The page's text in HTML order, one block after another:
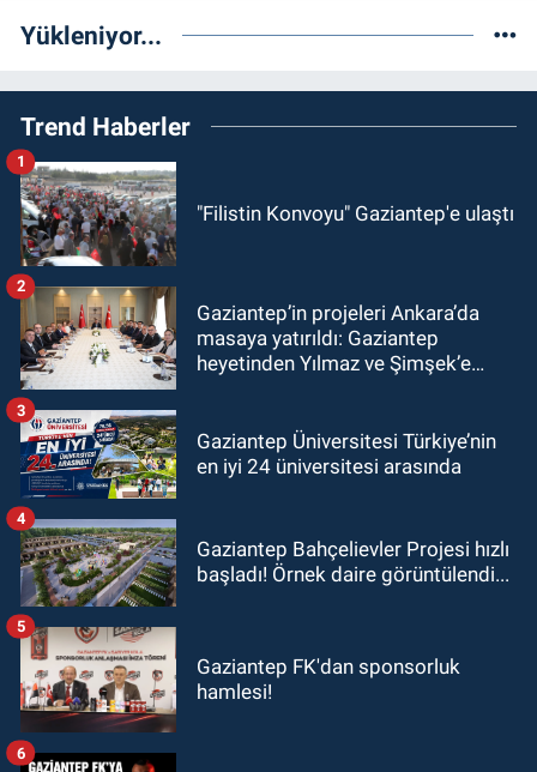
Yükleniyor...
Trend Haberler
"Filistin Konvoyu" Gaziantep'e ulaştı
1
Gaziantep’in projeleri Ankara’da
masaya yatırıldı: Gaziantep
heyetinden Yılmaz ve Şimşek’e
2
Gaziantep Üniversitesi Türkiye’nin
en iyi 24 üniversitesi arasında
3
Gaziantep Bahçelievler Projesi hızlı
başladı! Örnek daire görüntülendi...
4
Gaziantep FK'dan sponsorluk
hamlesi!
5
6